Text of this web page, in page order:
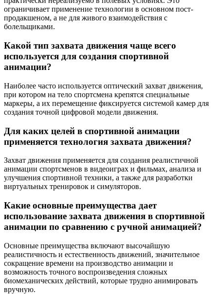
ограничивает применение технологии в основном пост-
продакшеном, а не для живого взаимодействия с
болельщиками.
Какой тип захвата движения чаще всего
используется для создания спортивной
анимации?
Наиболее часто используется оптический захват движения,
при котором на тело спортсмена крепятся специальные
маркеры, а их перемещение фиксируется системой камер для
создания точной цифровой модели движения.
Для каких целей в спортивной анимации
применяется технология захвата движения?
Захват движения применяется для создания реалистичной
анимации спортсменов в видеоиграх и фильмах, анализа и
улучшения спортивной техники, а также для разработки
виртуальных тренировок и симуляторов.
Какие основные преимущества дает
использование захвата движения в спортивной
анимации по сравнению с ручной анимацией?
Основные преимущества включают высочайшую
реалистичность и естественность движений, значительное
сокращение времени на производство анимации и
возможность точного воспроизведения сложных
биомеханических действий, которые трудно анимировать
вручную.